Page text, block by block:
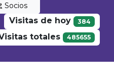
Socios
Visitas de hoy 384
totales 485655